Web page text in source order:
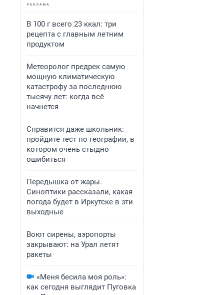
В 100 г всего 23 ккал: три
рецепта с главным летним
продуктом
Метеоролог предрек самую
мощную климатическую
катастрофу за последнюю
тысячу лет: когда всё
начнется
Справится даже школьник:
пройдите тест по географии, в
котором очень стыдно
ошибиться
Передышка от жары.
Синоптики рассказали, какая
погода будет в Иркутске в эти
выходные
Воют сирены, аэропорты
закрывают: на Урал летят
ракеты
«Меня бесила моя роль»:
как сегодня выглядит Пуговка